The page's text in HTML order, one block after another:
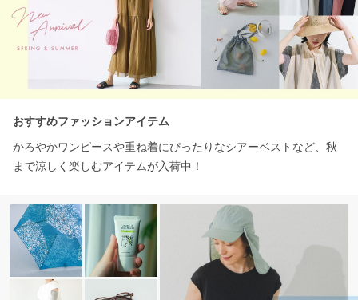
おすすめファッションアイテム
かろやかワンピースや重ね着にぴったりなシアーベストなど、秋
まで涼しく楽しむアイテムが入荷中！